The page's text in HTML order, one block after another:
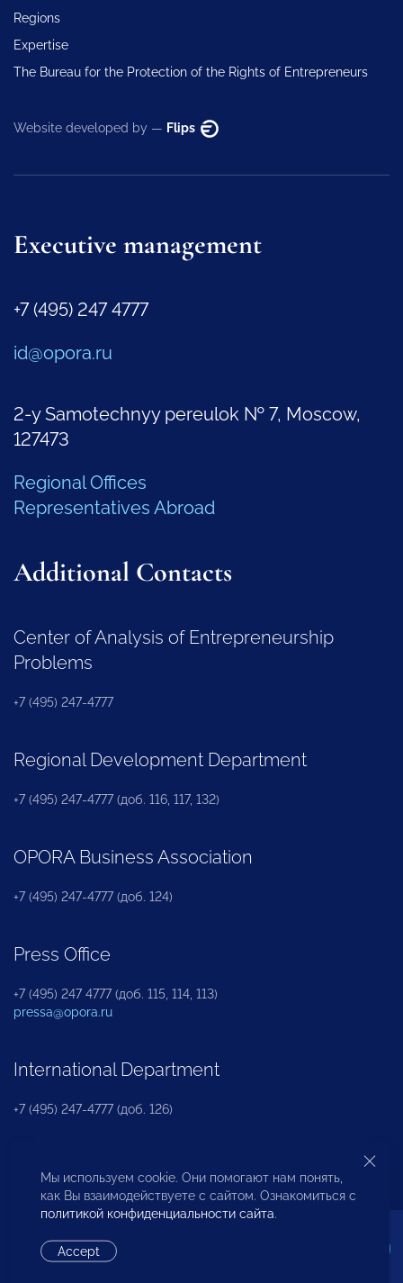
Regions
Expertise
The Bureau for the Protection of the Rights of Entrepreneurs
Website developed by — Flips
Executive management
+7 (495) 247 4777
id@opora.ru
2-y Samotechnyy pereulok № 7, Moscow,
127473
Regional Offices
Representatives Abroad
Additional Contacts
Center of Analysis of Entrepreneurship
Problems
+7 (495) 247-4777
Regional Development Department
+7 (495) 247-4777 (доб. 116, 117, 132)
OPORA Business Association
+7 (495) 247-4777 (доб. 124)
Press Office
+7 (495) 247 4777 (доб. 115, 114, 113)
pressa@opora.ru
International Department
+7 (495) 247-4777 (доб. 126)
Business and Investment Rights Protection
Department
Мы используем cookie. Они помогают нам понять,
как Вы взаимодействуете с сайтом. Ознакомиться с
политикой конфиденциальности сайта.
Accept